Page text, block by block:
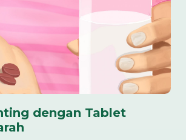
dengan Tablet